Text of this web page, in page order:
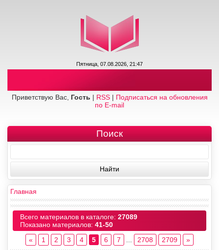
Пятница, 07.08.2026, 21:47
Приветствую Вас, Гость | RSS| Подписаться на обновления
по E-mail
Поиск
Главная
Всего материалов в каталоге: 27089
Показано материалов: 41-50
«
1 2 3 4 5 6 7 2708 2709 »